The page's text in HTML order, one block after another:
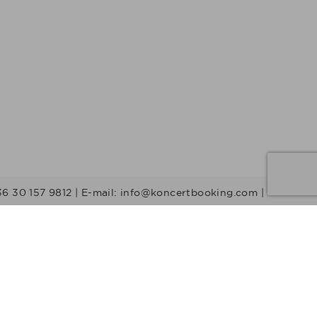
30 157 9812 | E-mail: info@koncertbooking.com |